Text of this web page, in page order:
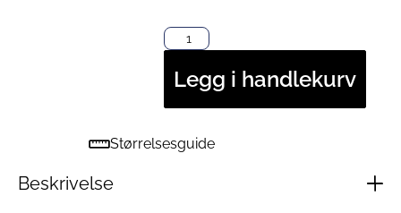
Størrelsesguide
Legg i handlekurv
Beskrivelse